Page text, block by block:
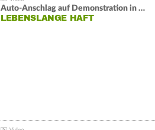
Auto-Anschlag auf Demonstration in München:
LEBENSLANGE HAFT